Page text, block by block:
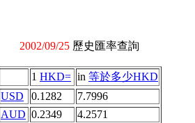
2002/09/25 歷史匯率查詢
1 HKD= in 等於多少HKD
USD
0.1282
7.7996
AUD 0.2349
4.2571